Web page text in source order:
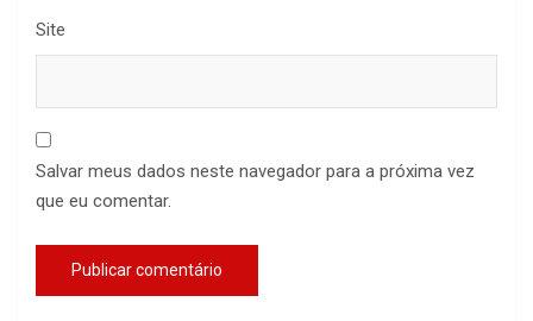
Site
Salvar meus dados neste navegador para a próxima vez
que eu comentar.